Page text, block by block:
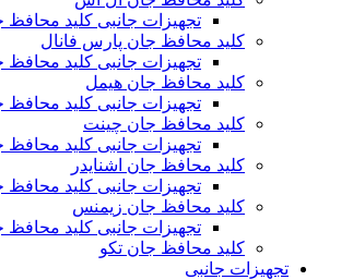
تجهیزات جانبی کلید
کلید محافظ جان پارس فانال
تجهیزات جانبی کلید محافظ
کلید محافظ جان هیمل
تجهیزات جانبی کلید محافظ
کلید محافظ جان چینت
تجهیزات جانبی کلید
کلید محافظ جان اشنایدر
تجهیزات جانبی کلید محافظ
کلید محافظ جان زیمنس
تجهیزات جانبی کلید
کلید محافظ جان تکو
تجهیزات جانبی